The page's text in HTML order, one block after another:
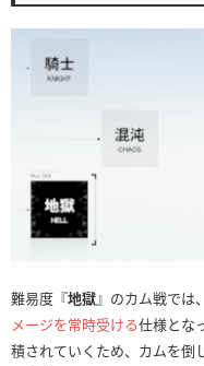
難易度『地獄』のカム戦では
メージを常時受ける仕様とな
積されていくため、カムを倒